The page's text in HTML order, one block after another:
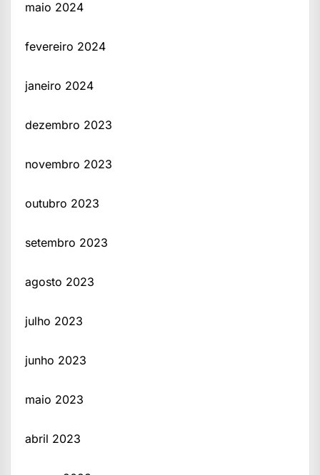
maio 2024
fevereiro 2024
janeiro 2024
dezembro 2023
novembro 2023
outubro 2023
setembro 2023
agosto 2023
julho 2023
junho 2023
maio 2023
abril 2023